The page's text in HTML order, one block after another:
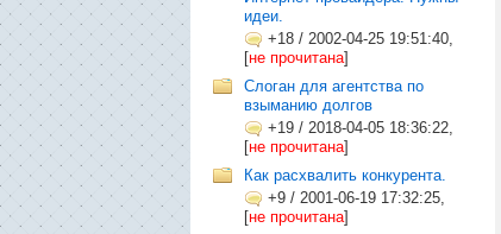
идеи.
+18 / 2002-04-25 19:51:40,
[не прочитана]
Слоган для агентства по
взыманию долгов
+19 / 2018-04-05 18:36:22,
[не прочитана]
Как расхвалить конкурента.
+9 / 2001-06-19 17:32:25,
[не прочитана]